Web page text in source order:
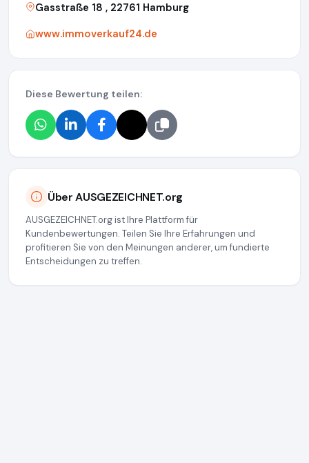
Gasstraße 18 , 22761 Hamburg
www.immoverkauf24.de
Diese Bewertung teilen:
Über AUSGEZEICHNET.org
AUSGEZEICHNET.org ist Ihre Plattform für
Kundenbewertungen. Teilen Sie Ihre Erfahrungen und
profitieren Sie von den Meinungen anderer, um fundierte
Entscheidungen zu treffen.